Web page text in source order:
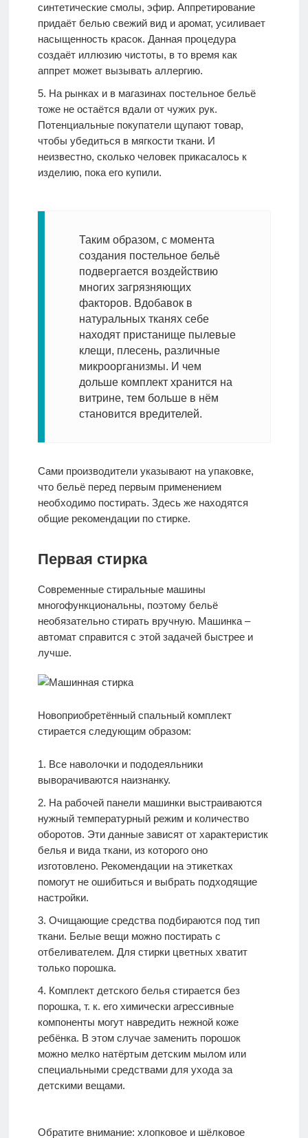
синтетические смолы, эфир. Аппретирование
придаёт белью свежий вид и аромат, усиливает
насыщенность красок. Данная процедура
создаёт иллюзию чистоты, в то время как
аппрет может вызывать аллергию.
На рынках и в магазинах постельное бельё
тоже не остаётся вдали от чужих рук.
Потенциальные покупатели щупают товар,
чтобы убедиться в мягкости ткани. И
неизвестно, сколько человек прикасалось к
изделию, пока его купили.
Таким образом, с момента
создания постельное бельё
подвергается воздействию
многих загрязняющих
факторов. Вдобавок в
натуральных тканях себе
находят пристанище пылевые
клещи, плесень, различные
микроорганизмы. И чем
дольше комплект хранится на
витрине, тем больше в нём
становится вредителей.
Сами производители указывают на упаковке,
что бельё перед первым применением
необходимо постирать. Здесь же находятся
общие рекомендации по стирке.
Первая стирка
Современные стиральные машины
многофункциональны, поэтому бельё
необязательно стирать вручную. Машинка –
автомат справится с этой задачей быстрее и
лучше.
Новоприобретённый спальный комплект
стирается следующим образом:
Все наволочки и пододеяльники
выворачиваются наизнанку.
На рабочей панели машинки выстраиваются
нужный температурный режим и количество
оборотов. Эти данные зависят от характеристик
белья и вида ткани, из которого оно
изготовлено. Рекомендации на этикетках
помогут не ошибиться и выбрать подходящие
настройки.
Очищающие средства подбираются под тип
ткани. Белые вещи можно постирать с
отбеливателем. Для стирки цветных хватит
только порошка.
Комплект детского белья стирается без
порошка, т. к. его химически агрессивные
компоненты могут навредить нежной коже
ребёнка. В этом случае заменить порошок
можно мелко натёртым детским мылом или
специальными средствами для ухода за
детскими вещами.
Обратите внимание: хлопковое и шёлковое